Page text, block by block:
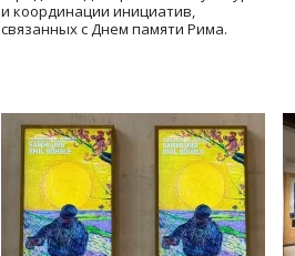
и координации инициатив,
связанных с Днем памяти Рима.